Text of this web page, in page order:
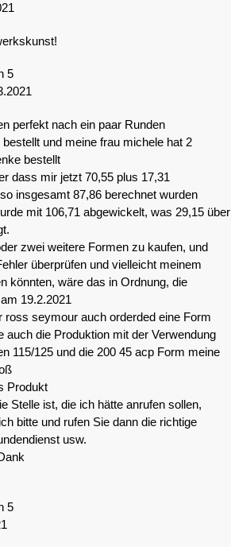
5
perfekt nach ein paar Runden
und meine frau michele hat 2
bestellt
dass mir jetzt 70,55 plus 17,31
insgesamt 87,86 berechnet wurden
mit 106,71 abgewickelt, was 29,15 über
zwei weitere Formen zu kaufen, und
überprüfen und vielleicht meinem
könnten, wäre das in Ordnung, die
19.2.2021
ross seymour auch orderded eine Form
auch die Produktion mit der Verwendung
115/125 und die 200 45 acp Form meine
Produkt
Stelle ist, die ich hätte anrufen sollen,
bitte und rufen Sie dann die richtige
usw.
5